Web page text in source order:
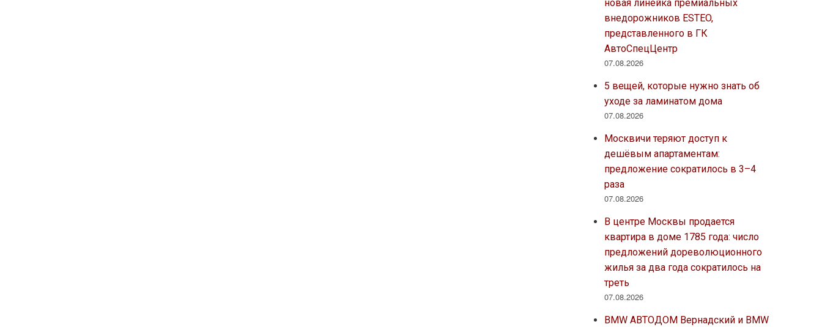
новая линейка премиальных
внедорожников ESTEO,
представленного в ГК
АвтоСпецЦентр
07.08.2026
5 вещей, которые нужно знать об
уходе за ламинатом дома
07.08.2026
Москвичи теряют доступ к
дешёвым апартаментам:
предложение сократилось в 3–4
раза
07.08.2026
В центре Москвы продается
квартира в доме 1785 года: число
предложений дореволюционного
жилья за два года сократилось на
треть
07.08.2026
BMW АВТОДОМ Вернадский и BMW